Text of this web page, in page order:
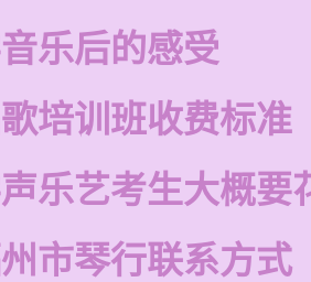
乐后的感受
培训班收费标准
乐艺考生大概要
市琴行联系方式